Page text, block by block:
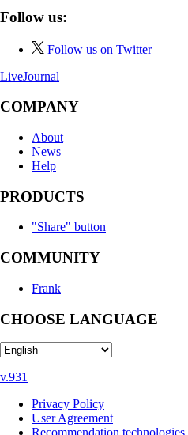
Follow us:
Follow us on Twitter
LiveJournal
COMPANY
About
News
Help
PRODUCTS
"Share" button
COMMUNITY
Frank
CHOOSE LANGUAGE
v.931
Privacy Policy
User Agreement